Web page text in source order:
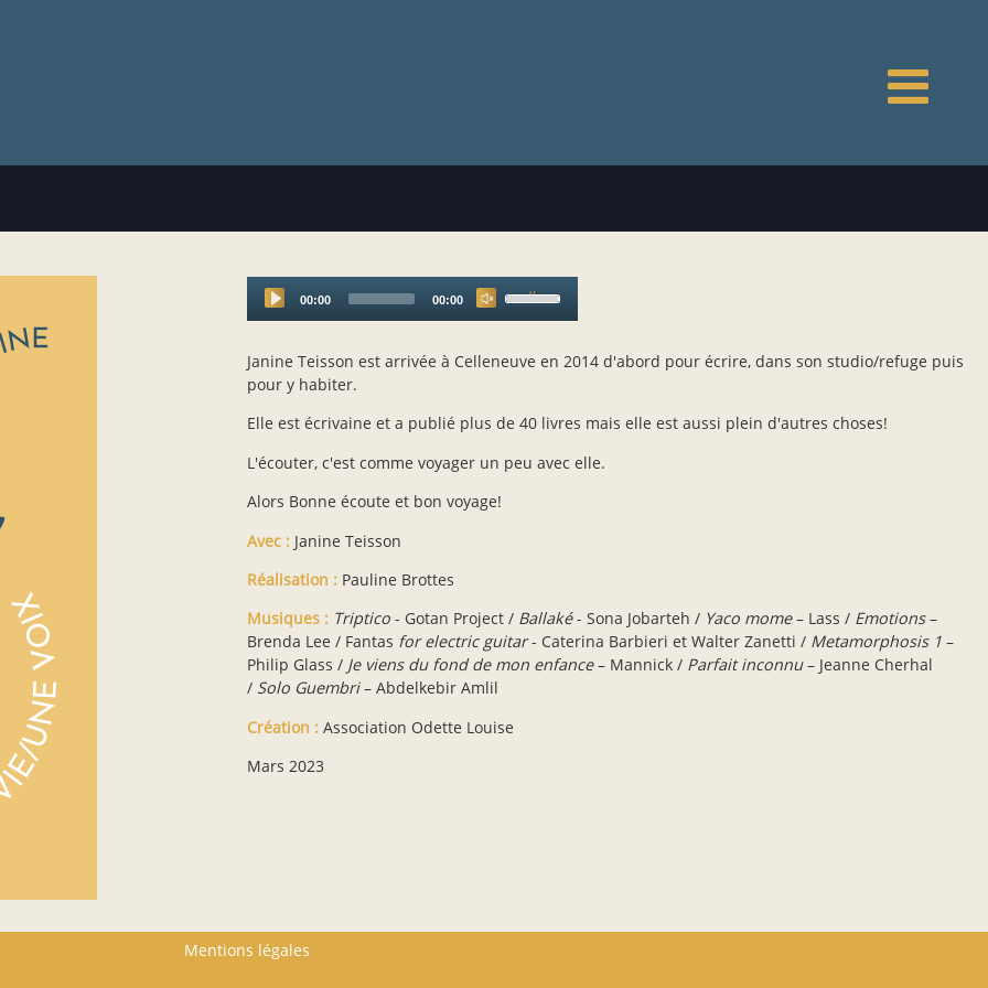
Player
00:00 00:00
Use
Up/Down
keys
or
decrease
Janine Teisson est arrivée à Celleneuve en 2014 d'abord pour écrire, dans son studio/refuge puis
pour y habiter.
Elle est écrivaine et a publié plus de 40 livres mais elle est aussi plein d'autres choses!
L'écouter, c'est comme voyager un peu avec elle.
Alors Bonne écoute et bon voyage!
Avec : Janine Teisson
Réalisation : Pauline Brottes
Musiques : Triptico - Gotan Project / Ballaké- Sona Jobarteh / Yaco mome– Lass / Emotions–
Brenda Lee / Fantas for electric guitar- Caterina Barbieri et Walter Zanetti / Metamorphosis 1 –
Philip Glass / Je viens du fond de mon enfance– Mannick / Parfait inconnu– Jeanne Cherhal
/ Solo Guembri– Abdelkebir Amlil
Création : Association Odette Louise
Mars 2023
Mentions légales